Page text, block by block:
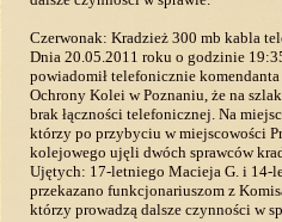
Czerwonak: Kradzież 300 mb kabla
Dnia 20.05.2011 roku o godzinie
powiadomił telefonicznie
Ochrony Kolei w Poznaniu, że na
brak łączności telefonicznej. Na
którzy po przybyciu w miejscowości
kolejowego ujęli dwóch sprawców
Ujętych: 17-letniego Macieja G. i 14-
przekazano funkcjonariuszom z
którzy prowadzą dalsze czynności w